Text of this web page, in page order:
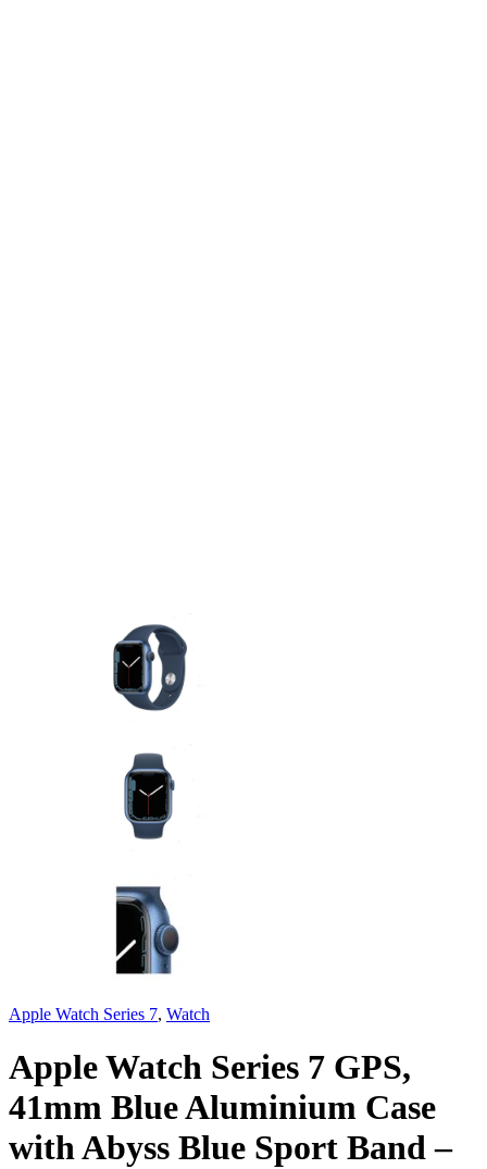
Apple Watch Series 7, Watch
Apple Watch Series 7 GPS,
41mm Blue Aluminium Case
with Abyss Blue Sport Band –